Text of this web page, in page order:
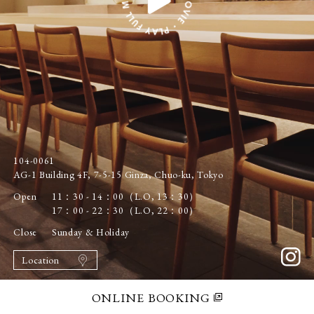
104-0061
AG-1 Building 4F, 7-5-15 Ginza, Chuo-ku, Tokyo
Open
11：30 - 14：00（L.O, 13：30）
17：00 - 22：30（L.O, 22：00）
Close
Sunday & Holiday
Location
ONLINE BOOKING